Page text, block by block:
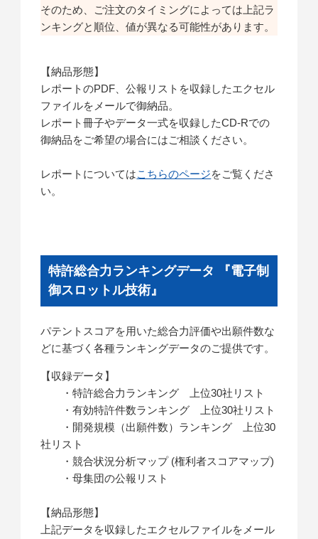
そのため、ご注文のタイミングによっては上記ラ
ンキングと順位、値が異なる可能性があります。
【納品形態】
レポートのPDF、公報リストを収録したエクセル
ファイルをメールで御納品。
レポート冊子やデータ一式を収録したCD-Rでの
御納品をご希望の場合にはご相談ください。
レポートについてはこちらのページをご覧くださ
い。
特許総合力ランキングデータ 『電子制
御スロットル技術』
パテントスコアを用いた総合力評価や出願件数な
どに基づく各種ランキングデータのご提供です。
【収録データ】
・特許総合力ランキング 上位30社リスト
・有効特許件数ランキング 上位30社リスト
・開発規模（出願件数）ランキング 上位30
社リスト
・競合状況分析マップ (権利者スコアマップ)
・母集団の公報リスト
【納品形態】
上記データを収録したエクセルファイルをメール